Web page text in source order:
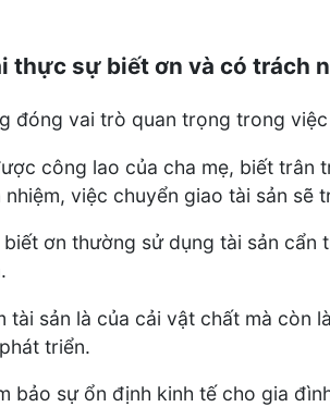
thực sự biết ơn và có trách
đóng vai trò quan trọng trong
công lao của cha mẹ, biết trân
việc chuyển giao tài sản sẽ
ơn thường sử dụng tài sản cẩn
tài sản là của cải vật chất mà còn
triển.
bảo sự ổn định kinh tế cho gia